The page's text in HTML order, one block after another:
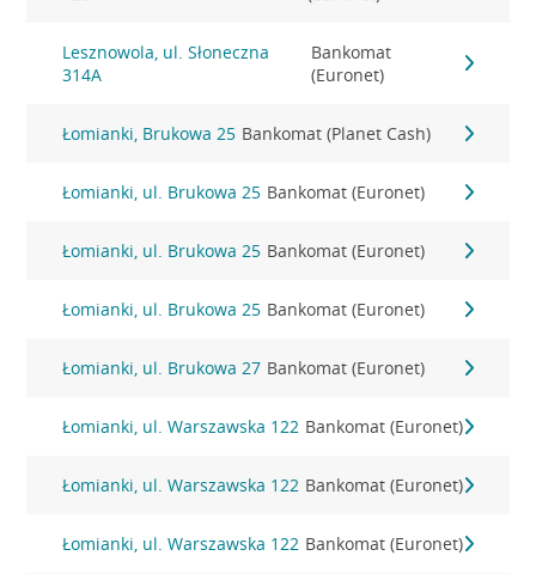
Lesznowola, ul. Słoneczna
314A
Bankomat
(Euronet)
Łomianki, Brukowa 25 Bankomat (Planet Cash)
Łomianki, ul. Brukowa 25 Bankomat (Euronet)
Łomianki, ul. Brukowa 25 Bankomat (Euronet)
Łomianki, ul. Brukowa 25 Bankomat (Euronet)
Łomianki, ul. Brukowa 27 Bankomat (Euronet)
Łomianki, ul. Warszawska 122 Bankomat (Euronet)
Łomianki, ul. Warszawska 122 Bankomat (Euronet)
Łomianki, ul. Warszawska 122 Bankomat (Euronet)